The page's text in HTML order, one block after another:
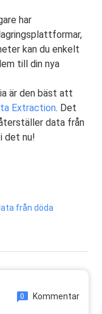
har
kan du enkelt
till din nya
är den bäst att
Extraction. Det
data från
det nu!
från döda
0 Kommentar